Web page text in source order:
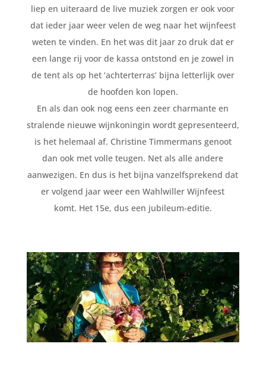
liep en uiteraard de live muziek zorgen er ook voor
dat ieder jaar weer velen de weg naar het wijnfeest
weten te vinden. En het was dit jaar zo druk dat er
een lange rij voor de kassa ontstond en je zowel in
de tent als op het ‘achterterras’ bijna letterlijk over
de hoofden kon lopen.
En als dan ook nog eens een zeer charmante en
stralende nieuwe wijnkoningin wordt gepresenteerd,
is het helemaal af. Christine Timmermans genoot
dan ook met volle teugen. Net als alle andere
aanwezigen. En dus is het bijna vanzelfsprekend dat
er volgend jaar weer een Wahlwiller Wijnfeest
komt. Het 15e, dus een jubileum-editie.